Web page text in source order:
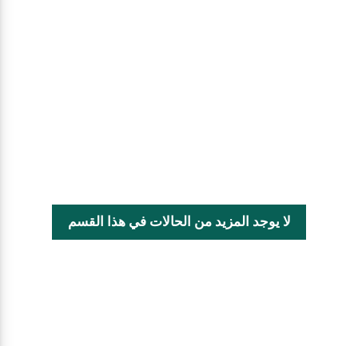
لا يوجد المزيد من الحالات في هذا القسم